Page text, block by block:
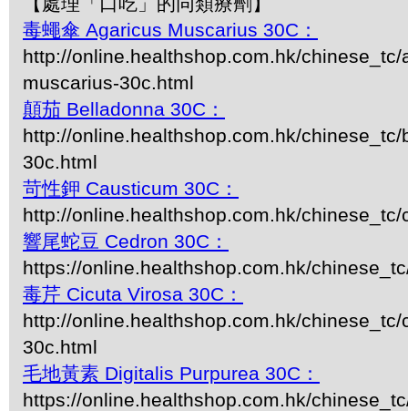
毒蠅傘 Agaricus Muscarius 30C：
http://online.healthshop.com.hk/chinese_tc/
muscarius-30c.html
顛茄 Belladonna 30C：
http://online.healthshop.com.hk/chinese_tc/
30c.html
苛性鉀 Causticum 30C：
http://online.healthshop.com.hk/
響尾蛇豆 Cedron 30C：
https://online.healthshop.com.hk/
毒芹 Cicuta Virosa 30C：
http://online.healthshop.com.hk/
30c.html
毛地黃素 Digitalis Purpurea 30C：
https://online.healthshop.com.hk/